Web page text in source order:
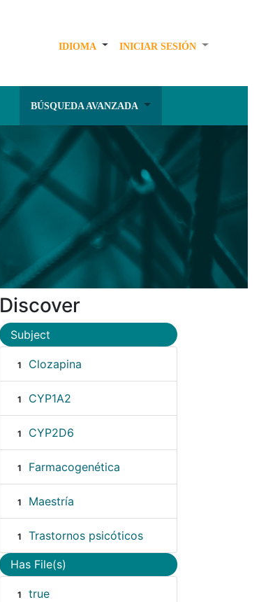
IDIOMA INICIAR SESIÓN
BÚSQUEDA AVANZADA
Discover
Subject
1 Clozapina
1 CYP1A2
1 CYP2D6
1 Farmacogenética
1 Maestría
1 Trastornos psicóticos
Has File(s)
1 true